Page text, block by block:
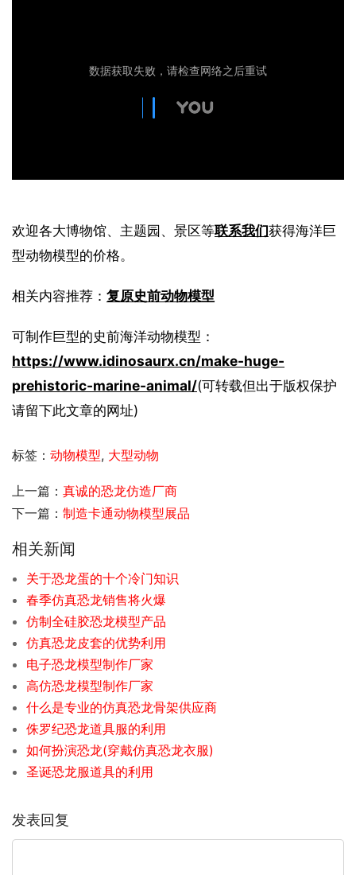
欢迎各大博物馆、主题园、景区等联系我们获得海洋巨
型动物模型的价格。
相关内容推荐： 复原史前动物模型
可制作巨型的史前海洋动物模型：
https://www.idinosaurx.cn/make-huge-
prehistoric-marine-animal/(可转载但出于版权保护
请留下此文章的网址)
标签： 动物模型, 大型动物
上一篇： 真诚的恐龙仿造厂商
下一篇： 制造卡通动物模型展品
相关新闻
关于恐龙蛋的十个冷门知识
春季仿真恐龙销售将火爆
仿制全硅胶恐龙模型产品
仿真恐龙皮套的优势利用
电子恐龙模型制作厂家
高仿恐龙模型制作厂家
什么是专业的仿真恐龙骨架供应商
侏罗纪恐龙道具服的利用
如何扮演恐龙(穿戴仿真恐龙衣服)
圣诞恐龙服道具的利用
发表回复